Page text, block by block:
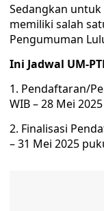
Sedangkan
memiliki salah
Pengumuman
Ini Jadwal UM-
1. Pendaftaran/
WIB – 28 Mei
2. Finalisasi
– 31 Mei 2025